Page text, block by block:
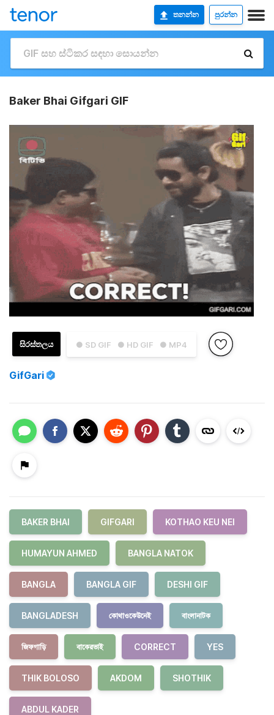
තනන්න පුරන්න
Baker Bhai Gifgari GIF
● SD GIF ● HD GIF ● MP4
සිරස්තලය
GifGari
BAKER BHAI GIFGARI KOTHAO KEU NEI
HUMAYUN AHMED BANGLA NATOK
BANGLA BANGLA GIF DESHI GIF
BANGLADESH কোথাওকেউনেই বাংলানাটক
জিফগাড়ি বাকেরভাই CORRECT YES
THIK BOLOSO AKDOM SHOTHIK
ABDUL KADER